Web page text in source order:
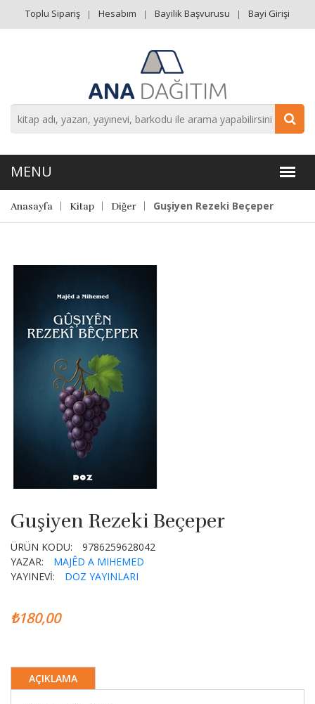
Toplu Sipariş Hesabım Bayilik Başvurusu Bayi Girişi
Anasayfa Kitap Diğer Guşiyen Rezeki Beçeper
Guşiyen Rezeki Beçeper
ÜRÜN KODU:
9786259628042
YAZAR:
MAJÊD A MIHEMED
YAYINEVİ:
DOZ YAYINLARI
₺180,00
AÇIKLAMA